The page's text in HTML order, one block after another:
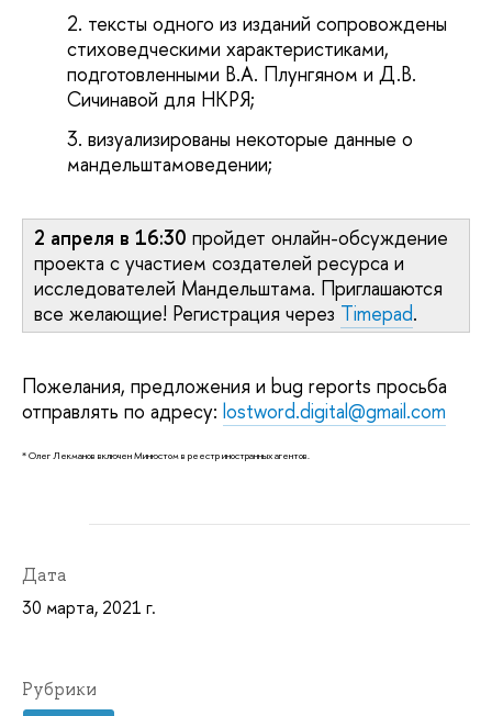
тексты одного из изданий сопровождены
стиховедческими характеристиками,
подготовленными В.А. Плунгяном и Д.В.
Сичинавой для НКРЯ;
визуализированы некоторые данные о
мандельштамоведении;
2 апреля в 16:30 пройдет онлайн-обсуждение
проекта с участием создателей ресурса и
исследователей Мандельштама. Приглашаются
все желающие! Регистрация через Timepad.
Пожелания, предложения и bug reports просьба
отправлять по адресу: lostword.digital@gmail.com
* Олег Лекманов включен Минюстом в реестр иностранных агентов.
Дата
30 марта, 2021 г.
Рубрики